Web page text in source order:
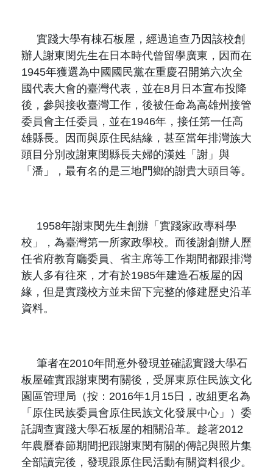
訂閱電子報
徵稿說明
期刊查詢
實踐大學有棟石板屋，經過追查乃因該校創
辦人謝東閔先生在日本時代曾留學廣東，因而在
1945年獲選為中國國民黨在重慶召開第六次全
國代表大會的臺灣代表，並在8月日本宣布投降
後，參與接收臺灣工作，後被任命為高雄州接管
委員會主任委員，並在1946年，接任第一任高
雄縣長。因而與原住民結緣，甚至當年排灣族大
頭目分別改謝東閔縣長夫婦的漢姓「謝」與
「潘」，最有名的是三地門鄉的謝貴大頭目等。
1958年謝東閔先生創辦「實踐家政專科學
校」，為臺灣第一所家政學校。而後謝創辦人歷
任省府教育廳委員、省主席等工作期間都跟排灣
族人多有往來，才有於1985年建造石板屋的因
緣，但是實踐校方並未留下完整的修建歷史沿革
資料。
筆者在2010年間意外發現並確認實踐大學石
板屋確實跟謝東閔有關後，受屏東原住民族文化
園區管理局（按： 2016年1月 15 日，改組更名為
「原住民族委員會原住民族文化發展中心」）委
託調查實踐大學石板屋的相關沿革。趁著2012
年農曆春節期間把跟謝東閔有關的傳記與照片集
全部讀完後，發現跟原住民活動有關資料很少。